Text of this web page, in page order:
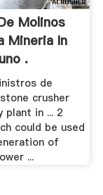
Molinos
Mineria In
.
de
crusher
plant in ... 2
could be used
of
...